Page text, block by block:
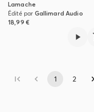
Lamache
Édité par Gallimard Audio
18,99 €
1 2